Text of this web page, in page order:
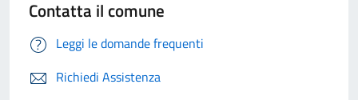
Contatta il comune
Leggi le domande frequenti
Richiedi Assistenza